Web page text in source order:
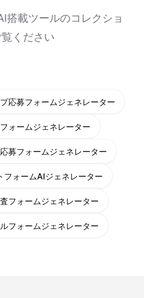
搭載ツールのコレクショ
ください
応募フォームジェネレーター
ォームジェネレーター
募フォームジェネレーター
フォームAIジェネレーター
フォームジェネレーター
フォームジェネレーター